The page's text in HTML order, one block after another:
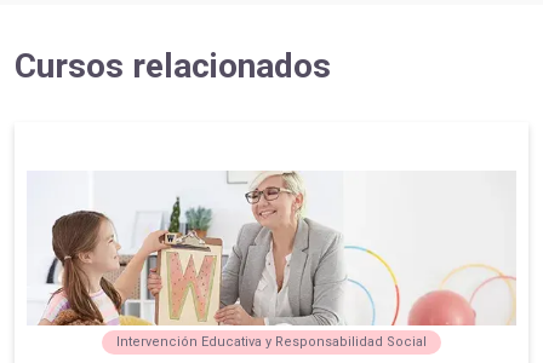
Cursos relacionados
Intervención Educativa y Responsabilidad Social